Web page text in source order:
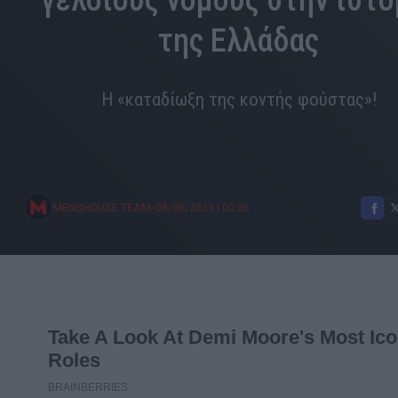
της Ελλάδας
Η «καταδίωξη της κοντής φούστας»!
MENSHOUSE TEAM 08/08/2023 | 00:26